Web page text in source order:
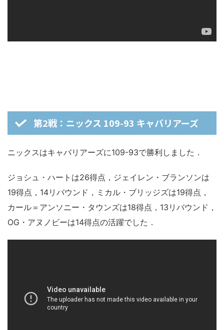
第2戦：ニックス 109-93 キャバリアーズ
ニックスはキャバリアーズに109-93で勝利しました．
ジョシュ・ハートは26得点，ジェイレン・ブランソンは
19得点，14リバウンド，ミカル・ブリッジズは19得点，
カール＝アンソニー・タウンズは18得点，13リバウンド，
OG・アヌノビーは14得点の活躍でした．